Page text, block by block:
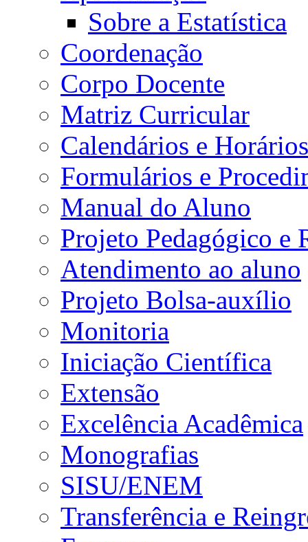
Sobre a Estatística
Coordenação
Corpo Docente
Matriz Curricular
Calendários e Horários
Formulários e
Manual do Aluno
Projeto Pedagógico e
Atendimento ao aluno
Projeto Bolsa-auxílio
Monitoria
Iniciação Científica
Extensão
Excelência Acadêmica
Monografias
SISU/ENEM
Transferência e